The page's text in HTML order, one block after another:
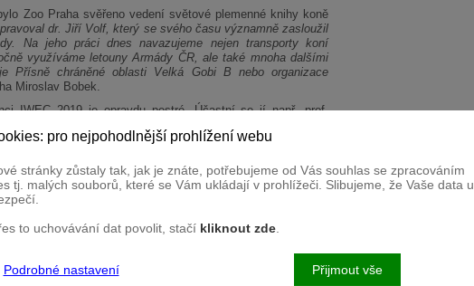
Zoo Praha svěřeno vedení světové plemenné knihy koně
dr. Jiří Volf, který se svého času významně zasloužil
Na jeho práci dnes navazujeme nejen transporty koní
využíváme letouny Armády ČR, ale také mnoha dalšími
Přísně chráněné oblasti Velká Gobi B nebo organizace
Miroslav Bobek.
IWEC 2019 je opravdu pestré. Účastní se jí např. prof.
který studuje vzácné zebry horské, prof. Wayne Linklater
jež se dlouhodobě věnuje studiu zdivočelých koní i ochraně
(Arusha, Tanzanie), která intenzivně bojuje za záchranu
Program konference se neomezuje pouze na přednášky, ale
skupin a exkurze do Safari Parku Dvůr Králové, Přírodní
Chovné a aklimatizační stanice Zoo Praha v Dolním
připravují na cestu do domoviny v Mongolsku.
se koňovitými z agentury US Geological Survey a
(Equid Specialist Group) Mezinárodního svazu ochrany
patří i Zoo Praha, Česká zemědělská univerzita v Praze a
doc. Ceacero Herrador z Fakulty tropického zemědělství ČZU
pro nejpohodlnější prohlížení webu
stránky zůstaly tak, jak je znáte, potřebujeme od Vás souhlas se zpracováním
tj. malých souborů, které se Vám ukládají v prohlížeči. Slibujeme, že Vaše data u
to uchovávání dat povolit, stačí kliknout zde
Podrobné nastavení Přijmout vše